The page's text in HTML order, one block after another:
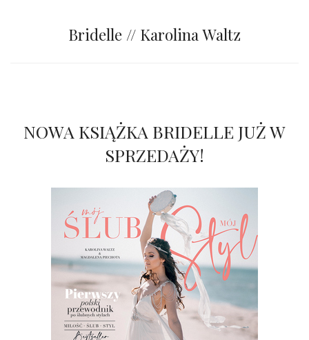
Bridelle // Karolina Waltz
NOWA KSIĄŻKA BRIDELLE JUŻ W
SPRZEDAŻY!